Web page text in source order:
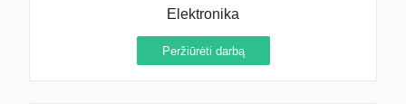
Elektronika
Peržiūrėti darbą